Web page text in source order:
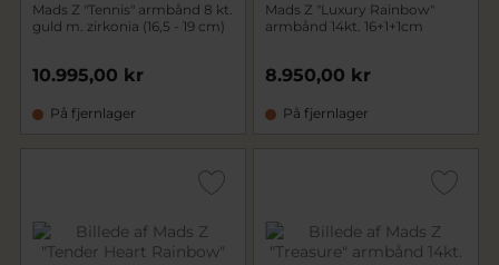
Mads Z "Tennis" armbånd 8 kt.
guld m. zirkonia (16,5 - 19 cm)
10.995,00 kr
På fjernlager
Mads Z "Luxury Rainbow"
armbånd 14kt. 16+1+1cm
8.950,00 kr
På fjernlager